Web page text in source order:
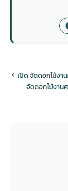
เปิด จัดดอกไม้งา
จัดดอกไม้งาน